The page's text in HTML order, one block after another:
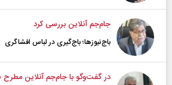
جام‌جم آنلاین بررسی کرد
باج‌نیوزها؛ باج‌گیری در لباس افشاگری
در گفت‌و‌گو با جام‌جم آنلاین